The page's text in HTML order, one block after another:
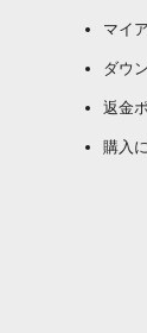
マイ
ダウ
返金
購入